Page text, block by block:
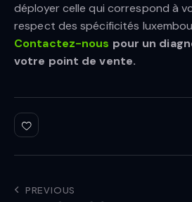
déployer celle qui correspond à
respect des spécificités
Contactez-nous pour un
votre point de vente.
PREVIOUS